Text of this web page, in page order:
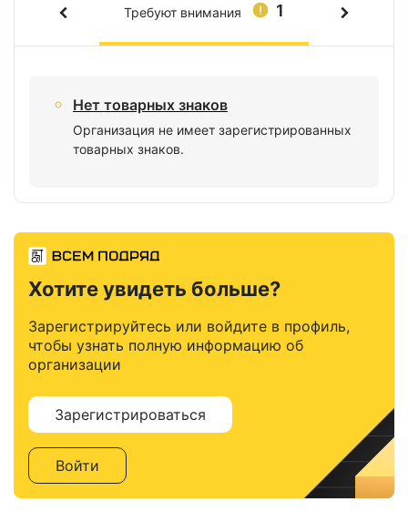
1
Требуют внимания
Нет товарных знаков
Организация не имеет зарегистрированных
товарных знаков.
Хотите увидеть больше?
Зарегистрируйтесь или войдите в профиль,
чтобы узнать полную информацию об
организации
Зарегистрироваться
Войти